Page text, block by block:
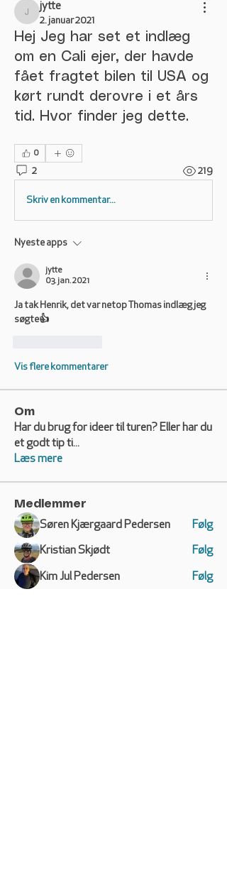
jytte
jytte
2. januar 2021
Hej Jeg har set et indlæg
om en Cali ejer, der havde
fået fragtet bilen til USA og
kørt rundt derovre i et års
tid. Hvor finder jeg dette.
0
2 219
Skriv en kommentar...
Nyeste apps
jytte
03. jan. 2021
Ja tak Henrik, det var netop Thomas indlæg jeg
søgte👍
Vis flere kommentarer
Om
Har du brug for ideer til turen? Eller har du
et godt tip ti...
Læs mere
Medlemmer
Søren Kjærgaard Pedersen Følg
Kristian Skjødt Følg
Kim Jul Pedersen Følg